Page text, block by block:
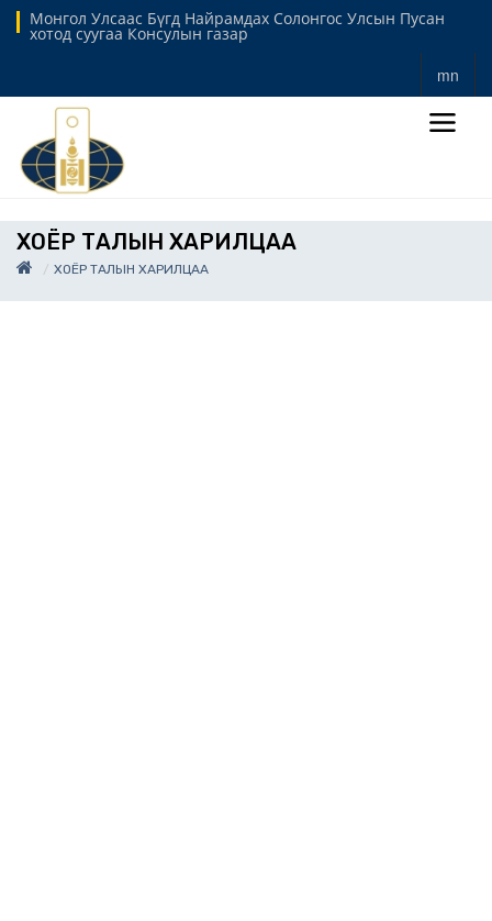
Монгол Улсаас Бүгд Найрамдах Солонгос Улсын Пусан
хотод суугаа Консулын газар
mn
ХОЁР ТАЛЫН ХАРИЛЦАА
ХОЁР ТАЛЫН ХАРИЛЦАА